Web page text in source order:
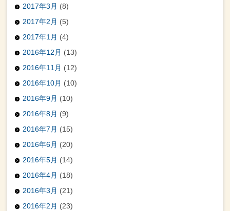
2017年3月 (8)
2017年2月 (5)
2017年1月 (4)
2016年12月 (13)
2016年11月 (12)
2016年10月 (10)
2016年9月 (10)
2016年8月 (9)
2016年7月 (15)
2016年6月 (20)
2016年5月 (14)
2016年4月 (18)
2016年3月 (21)
2016年2月 (23)